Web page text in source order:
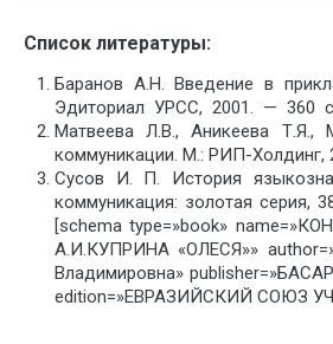
Список литературы:
Баранов А.Н. Введение в
Эдиториал УРСС, 2001. — 360
Матвеева Л.В., Аникеева Т.Я.,
коммуникации. М.: РИП-Холдинг,
Сусов И. П. История
коммуникация: золотая серия,
[schema type=»book»
А.И.КУПРИНА «ОЛЕСЯ»»
Владимировна»
edition=»ЕВРАЗИЙСКИЙ СОЮЗ